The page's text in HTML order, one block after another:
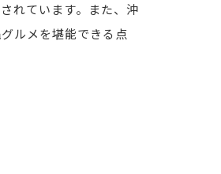
れています。また、沖
ルメを堪能できる点